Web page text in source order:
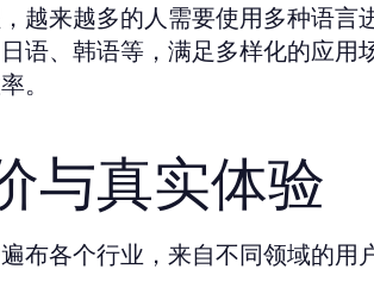
越来越多的人需要使用多种语
语、韩语等，满足多样化的应
。
与真实体验
布各个行业，来自不同领域的用